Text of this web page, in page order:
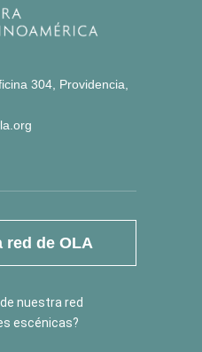
304, Providencia,
red de OLA
nuestra red
escénicas?